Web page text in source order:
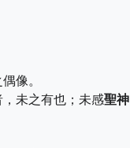
像。
，未之有也；未感聖神